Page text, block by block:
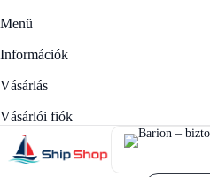
Menü
Információk
Vásárlás
Vásárlói fiók